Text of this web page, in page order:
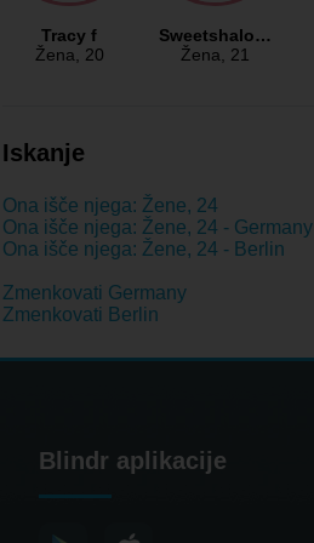
Tracy f
Žena, 20
Sweetshalo…
Žena, 21
Iskanje
Ona išče njega: Žene, 24
Ona išče njega: Žene, 24 - Germany
Ona išče njega: Žene, 24 - Berlin
Zmenkovati Germany
Zmenkovati Berlin
Blindr aplikacije